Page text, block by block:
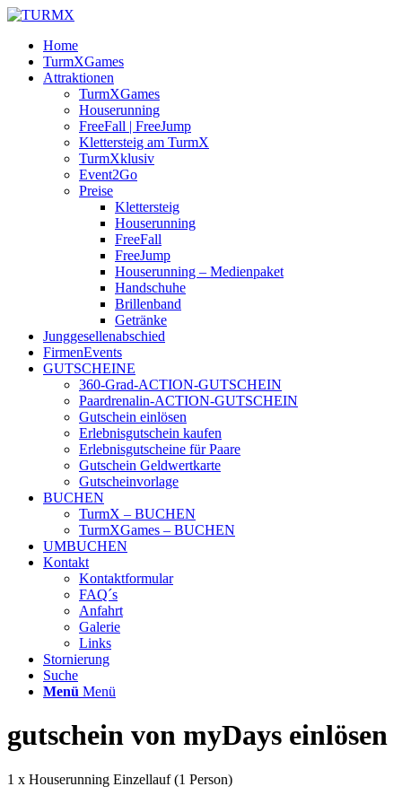
Home
TurmXGames
Attraktionen
TurmXGames
Houserunning
FreeFall | FreeJump
Klettersteig am TurmX
TurmXklusiv
Event2Go
Preise
Klettersteig
Houserunning
FreeFall
FreeJump
Houserunning – Medienpaket
Handschuhe
Brillenband
Getränke
Junggesellenabschied
FirmenEvents
GUTSCHEINE
360-Grad-ACTION-GUTSCHEIN
Paardrenalin-ACTION-GUTSCHEIN
Gutschein einlösen
Erlebnisgutschein kaufen
Erlebnisgutscheine für Paare
Gutschein Geldwertkarte
Gutscheinvorlage
BUCHEN
TurmX – BUCHEN
TurmXGames – BUCHEN
UMBUCHEN
Kontakt
Kontaktformular
FAQ´s
Anfahrt
Galerie
Links
Stornierung
Suche
Menü Menü
gutschein von myDays einlösen
1 x Houserunning Einzellauf (1 Person)